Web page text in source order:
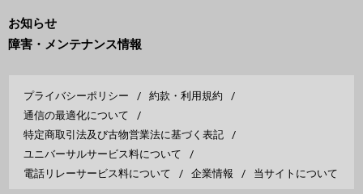
お知らせ
障害・メンテナンス情報
プライバシーポリシー
約款・利用規約
通信の最適化について
特定商取引法及び古物営業法に基づく表記
ユニバーサルサービス料について
電話リレーサービス料について
企業情報 当サイトについて